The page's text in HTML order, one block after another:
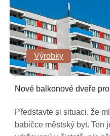
Výrobky
Nové balkonové dveře
Představte si situaci, že
babičce městský byt. Ten